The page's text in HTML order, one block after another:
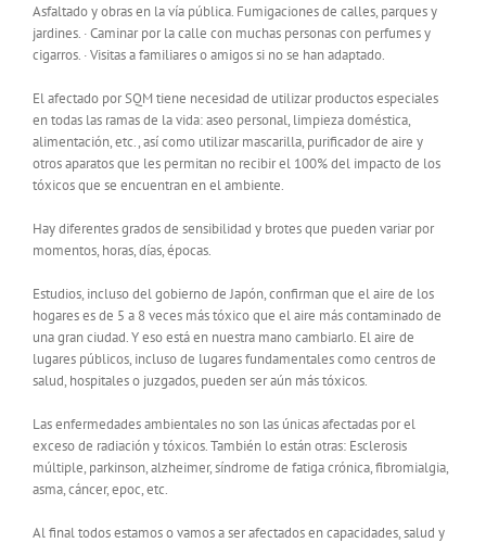
Asfaltado y obras en la vía pública. Fumigaciones de calles, parques y
jardines. · Caminar por la calle con muchas personas con perfumes y
cigarros. · Visitas a familiares o amigos si no se han adaptado.
El afectado por SQM tiene necesidad de utilizar productos especiales
en todas las ramas de la vida: aseo personal, limpieza doméstica,
alimentación, etc., así como utilizar mascarilla, purificador de aire y
otros aparatos que les permitan no recibir el 100% del impacto de los
tóxicos que se encuentran en el ambiente.
Hay diferentes grados de sensibilidad y brotes que pueden variar por
momentos, horas, días, épocas.
Estudios, incluso del gobierno de Japón, confirman que el aire de los
hogares es de 5 a 8 veces más tóxico que el aire más contaminado de
una gran ciudad. Y eso está en nuestra mano cambiarlo. El aire de
lugares públicos, incluso de lugares fundamentales como centros de
salud, hospitales o juzgados, pueden ser aún más tóxicos.
Las enfermedades ambientales no son las únicas afectadas por el
exceso de radiación y tóxicos. También lo están otras: Esclerosis
múltiple, parkinson, alzheimer, síndrome de fatiga crónica, fibromialgia,
asma, cáncer, epoc, etc.
Al final todos estamos o vamos a ser afectados en capacidades, salud y